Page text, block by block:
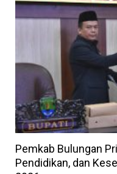
Pemkab Bulungan
Pendidikan, dan